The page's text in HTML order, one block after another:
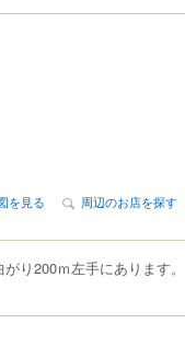
を見る 周辺のお店を探す
り200ｍ左手にあります。